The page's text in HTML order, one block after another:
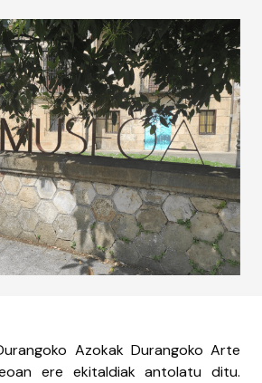
Azokak Durangoko Arte
ere ekitaldiak antolatu ditu.